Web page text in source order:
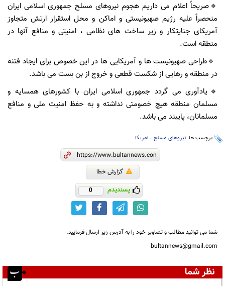
🔹صریحاً اعلام می داریم هجوم نیروهای مسلح جمهوری اسلامی ایران
منحصراً علیه رژیم صهیونیستی و اماکن و محل استقرار ارتش متجاوز
آمریکای جنایتکار و زیر ساخت های نظامی ، امنیتی و منافع آنها در
منطقه است.
🔹طراحی صهیونیست ها و آمریکایی ها در این خصوص برای ایجاد فتنه
در منطقه و رهایی از شکست قطعی و خروج از بن بست می باشد.
🔹یادآوری می گردد جمهوری اسلامی ایران با کشورهای همسایه و
مسلمان منطقه هیچ خصومتی نداشته و به حفظ امنیت ملی و منافع
مسلمانان، پایبند می باشد.
برچسب ها: نیروهای مسلح ، امریکا
گزارش خطا
پسندیدم 0
شما می توانید مطالب و تصاویر خود را به آدرس زیر ارسال فرمایید.
bultannews@gmail.com
نظر شما